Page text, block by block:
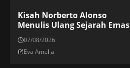
Kisah Norberto Alonso
Menulis Ulang Sejarah Emas
Los Millonario
07/08/2026
Eva Amelia